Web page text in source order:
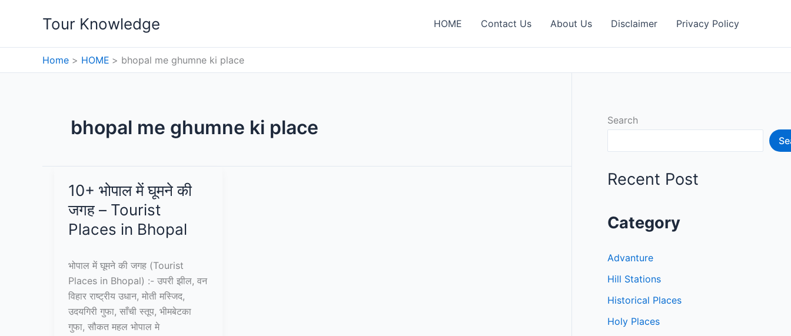
Tour Knowledge HOME Contact Us About Us Disclaimer Privacy Policy
Home HOME bhopal me ghumne ki place
bhopal me ghumne ki place
10+ भोपाल में घूमने की
जगह – Tourist
Places in Bhopal
भोपाल में घूमने की जगह (Tourist
Places in Bhopal) :- उपरी झील, वन
विहार राष्ट्रीय उधान, मोती मस्जिद,
उदयगिरी गुफा, साँची स्तूप, भीमबेटका
गुफा, सौकत महल भोपाल मे
Search
Recent Post
Category
Advanture
Hill Stations
Historical Places
Holy Places